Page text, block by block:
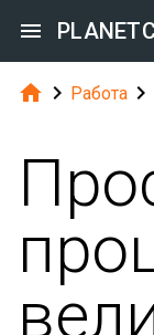

  Работа 